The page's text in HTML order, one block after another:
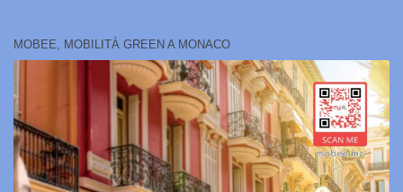
MOBEE, MOBILITÀ GREEN A MONACO